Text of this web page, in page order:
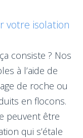
votre isolation
consiste ? Nos
à l’aide de
de roche ou
en flocons.
peuvent être
qui s’étale